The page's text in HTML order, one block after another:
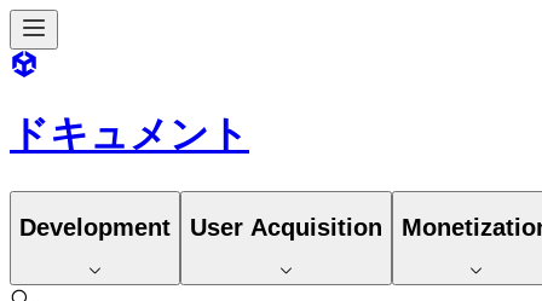
ドキュメント
Development User Acquisition